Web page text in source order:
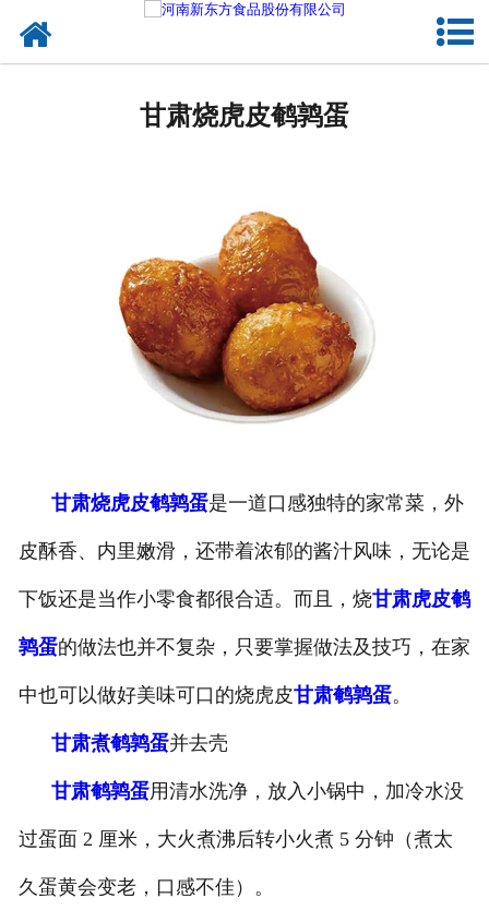
甘肃调味品
甘肃鸡蛋壳粉
甘肃新东方食品
甘肃食品代加工
- 甘肃蜜汁味卤蛋
- 甘肃茶香味卤蛋
甘肃烧虎皮鹌鹑蛋
甘肃烧虎皮鹌鹑蛋是一道口感独特的家常菜，外
皮酥香、内里嫩滑，还带着浓郁的酱汁风味，无论是
下饭还是当作小零食都很合适。而且，烧甘肃虎皮鹌
鹑蛋的做法也并不复杂，只要掌握做法及技巧，在家
中也可以做好美味可口的烧虎皮甘肃鹌鹑蛋。
甘肃煮鹌鹑蛋并去壳
甘肃鹌鹑蛋用清水洗净，放入小锅中，加冷水没
过蛋面 2 厘米，大火煮沸后转小火煮 5 分钟（煮太
久蛋黄会变老，口感不佳）。